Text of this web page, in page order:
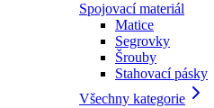
Spojovací materiál
Matice
Segrovky
Šrouby
Stahovací pásky
Všechny kategorie